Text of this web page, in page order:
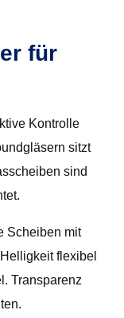
für
Kontrolle
sitzt
sind
Scheiben mit
flexibel
Transparenz